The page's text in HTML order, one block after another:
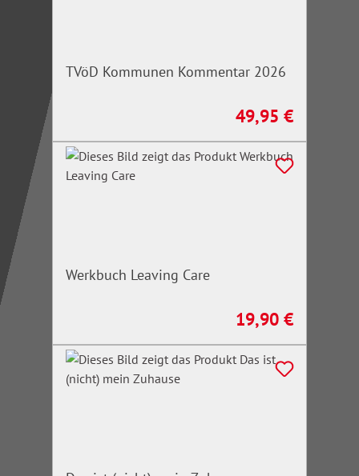
TVöD Kommunen Kommentar 2026
Regulärer Preis:
49,95 €
Werkbuch Leaving Care
Regulärer Preis:
19,90 €